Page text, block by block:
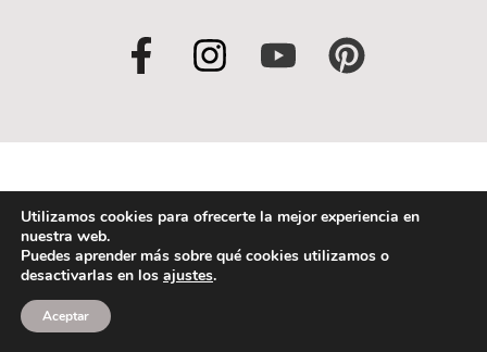
F
a
e
b
o
o
k
I
n
t
a
g
r
a
Y
o
t
u
b
e
P
i
t
e
r
e
Utilizamos cookies para ofrecerte la mejor experiencia en
nuestra web.
Puedes aprender más sobre qué cookies utilizamos o
desactivarlas en los ajustes.
Aceptar